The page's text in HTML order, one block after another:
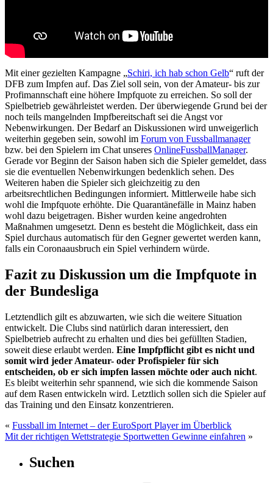
Mit einer gezielten Kampagne „Schiri, ich hab schon Gelb“ ruft der
DFB zum Impfen auf. Das Ziel soll sein, von der Amateur- bis zur
Profimannschaft eine höhere Impfquote zu erreichen. So soll der
Spielbetrieb gewährleistet werden. Der überwiegende Grund bei der
noch teils mangelnden Impfbereitschaft sei die Angst vor
Nebenwirkungen. Der Bedarf an Diskussionen wird unweigerlich
weiterhin gegeben sein, sowohl im Forum von Fussballmanager
bzw. bei den Spielern im Chat unseres OnlineFussballManager.
Gerade vor Beginn der Saison haben sich die Spieler gemeldet, dass
sie die eventuellen Nebenwirkungen bedenklich sehen. Des
Weiteren haben die Spieler sich gleichzeitig zu den
arbeitsrechtlichen Bedingungen informiert. Mittlerweile habe sich
wohl die Impfquote erhöhte. Die Quarantänefälle in Mainz haben
wohl dazu beigetragen. Bisher wurden keine angedrohten
Maßnahmen umgesetzt. Denn es besteht die Möglichkeit, dass ein
Spiel durchaus automatisch für den Gegner gewertet werden kann,
falls ein Coronaausbruch ein Spiel verhindern würde.
Fazit zu Diskussion um die Impfquote in
der Bundesliga
Letztendlich gilt es abzuwarten, wie sich die weitere Situation
entwickelt. Die Clubs sind natürlich daran interessiert, den
Spielbetrieb aufrecht zu erhalten und dies bei gefüllten Stadien,
soweit diese erlaubt werden. Eine Impfpflicht gibt es nicht und
somit wird jeder Amateur- oder Profispieler für sich
entscheiden, ob er sich impfen lassen möchte oder auch nicht.
Es bleibt weiterhin sehr spannend, wie sich die kommende Saison
auf dem Rasen entwickeln wird. Letztlich sollen sich die Spieler auf
das Training und den Einsatz konzentrieren.
« Fussball im Internet – der EuroSport Player im Überblick
Mit der richtigen Wettstrategie Sportwetten Gewinne einfahren »
Suchen